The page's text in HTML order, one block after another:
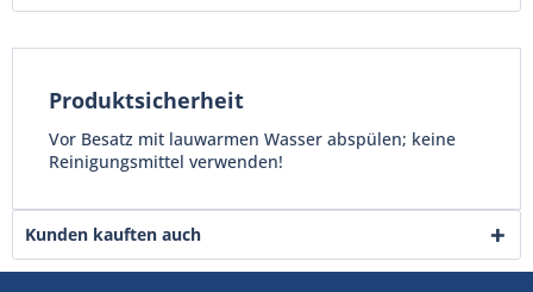
Produktsicherheit
Vor Besatz mit lauwarmen Wasser abspülen; keine
Reinigungsmittel verwenden!
Kunden kauften auch